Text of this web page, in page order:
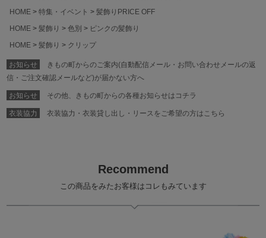
HOME
特集・イベント
髪飾りPRICE OFF
HOME
髪飾り 色別
ピンクの髪飾り
HOME
髪飾り クリップ
お知らせ
きもの町からのご案内(自動配信メール・お問い合わせメールの返
信・ご注文確認メールなど)が届かない方へ
お知らせ その他、きもの町からの各種お知らせはコチラ
衣装協力 衣装協力・衣装貸し出し・リースをご希望の方はこちら
Recommend
この商品をみたお客様はコレもみています